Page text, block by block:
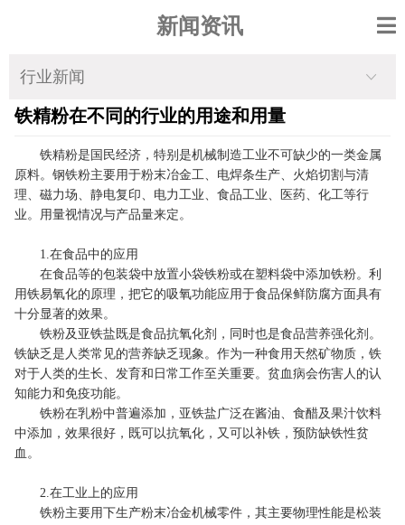
新闻资讯
行业新闻
铁精粉在不同的行业的用途和用量
铁精粉是国民经济，特别是机械制造工业不可缺少的一类金属
原料。钢铁粉主要用于粉末冶金工、电焊条生产、火焰切割与清
理、磁力场、静电复印、电力工业、食品工业、医药、化工等行
业。用量视情况与产品量来定。
1.在食品中的应用
在食品等的包装袋中放置小袋铁粉或在塑料袋中添加铁粉。利
用铁易氧化的原理，把它的吸氧功能应用于食品保鲜防腐方面具有
十分显著的效果。
铁粉及亚铁盐既是食品抗氧化剂，同时也是食品营养强化剂。
铁缺乏是人类常见的营养缺乏现象。作为一种食用天然矿物质，铁
对于人类的生长、发育和日常工作至关重要。贫血病会伤害人的认
知能力和免疫功能。
铁粉在乳粉中普遍添加，亚铁盐广泛在酱油、食醋及果汁饮料
中添加，效果很好，既可以抗氧化，又可以补铁，预防缺铁性贫
血。
2.在工业上的应用
铁粉主要用下生产粉末冶金机械零件，其主要物理性能是松装